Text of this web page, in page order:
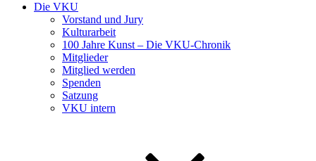
Die VKU
Vorstand und Jury
Kulturarbeit
100 Jahre Kunst – Die VKU-Chronik
Mitglieder
Mitglied werden
Spenden
Satzung
VKU intern